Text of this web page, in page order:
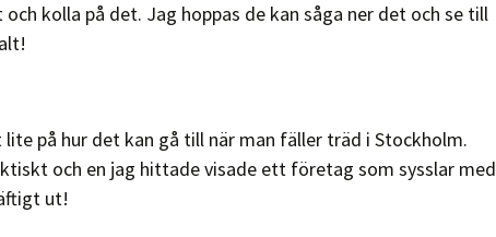
kolla på det. Jag hoppas de kan såga ner det och se till
på hur det kan gå till när man fäller träd i Stockholm.
och en jag hittade visade ett företag som sysslar med
ut!